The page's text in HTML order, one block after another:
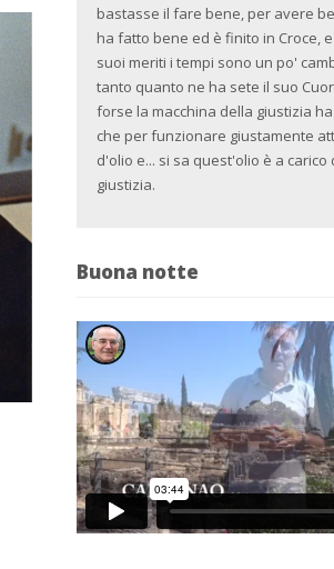
bastasse il fare bene, per avere
ha fatto bene ed è finito in Croce,
suoi meriti i tempi sono un po'
tanto quanto ne ha sete il suo
forse la macchina della giustizia
che per funzionare giustamente
d'olio e... si sa quest'olio è a carico
giustizia.
Buona notte